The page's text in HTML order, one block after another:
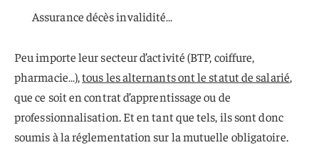
Assurance décès invalidité…
Peu importe leur secteur d’activité (BTP, coiffure,
pharmacie…),tous les alternants ont le statut de salarié,
que ce soit en contrat d’apprentissage ou de
professionnalisation. Et en tant que tels, ils sont donc
soumis à la réglementation sur la mutuelle obligatoire.